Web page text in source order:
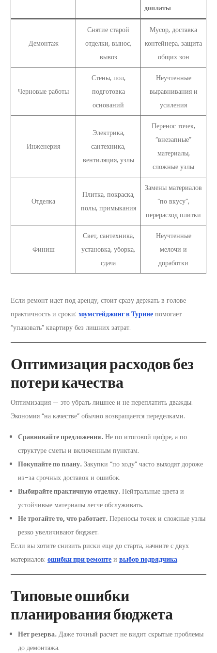
доплаты
Демонтаж
Снятие старой
отделки, вынос,
вывоз
Мусор, доставка
контейнера, защита
общих зон
Черновые работы
Стены, пол,
подготовка
оснований
Неучтенные
выравнивания и
усиления
Инженерия
Электрика,
сантехника,
вентиляция, узлы
Перенос точек,
“внезапные”
материалы,
сложные узлы
Отделка
Плитка, покраска,
полы, примыкания
Замены материалов
“по вкусу”,
перерасход плитки
Финиш
Свет, сантехника,
установка, уборка,
сдача
Неучтенные
мелочи и
доработки
Если ремонт идет под аренду, стоит сразу держать в голове
практичность и сроки: хоумстейджинг в Турине помогает
“упаковать” квартиру без лишних затрат.
Оптимизация расходов без
потери качества
Оптимизация — это убрать лишнее и не переплатить дважды.
Экономия “на качестве” обычно возвращается переделками.
Сравнивайте предложения. Не по итоговой цифре, а по
структуре сметы и включенным пунктам.
Покупайте по плану. Закупки “по ходу” часто выходят дороже
из-за срочных доставок и ошибок.
Выбирайте практичную отделку. Нейтральные цвета и
устойчивые материалы легче обслуживать.
Не трогайте то, что работает. Переносы точек и сложные узлы
резко увеличивают бюджет.
Если вы хотите снизить риски еще до старта, начните с двух
материалов: ошибки при ремонте и выбор подрядчика.
Типовые ошибки
планирования бюджета
Нет резерва. Даже точный расчет не видит скрытые проблемы
до демонтажа.